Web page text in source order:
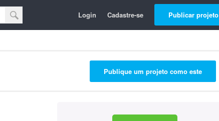
Login Cadastre-se Publicar projeto
Publique um projeto como este